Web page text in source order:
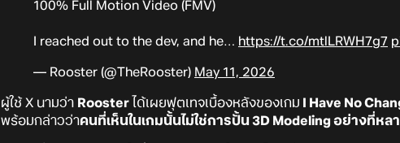
100% Full Motion Video (FMV)
I reached out to the dev, and he… https://t.co/mtlLRWH7g7
— Rooster (@TheRooster) May 11, 2026
ผู้ใช้ X นามว่า Rooster ได้เผยฟุตเทจเบื้องหลังของเกม I Have No
พร้อมกล่าวว่าคนที่เห็นในเกมนั้นไม่ใช่การปั้น 3D Modeling อย่างที่หล